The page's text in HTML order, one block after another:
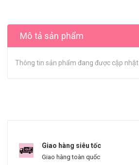
Mô tả sản phẩm
Thông tin sản phẩm đang được cập nhật
Giao hàng siêu tốc
Giao hàng toàn quốc